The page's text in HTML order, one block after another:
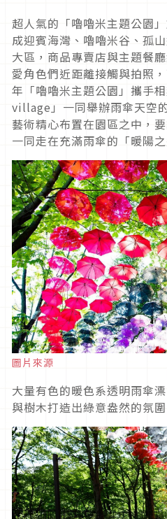
超人氣的「嚕嚕米主題公園
成迎賓海灣、嚕嚕米谷、孤
大區，商品專賣店與主題餐
愛角色們近距離接觸與拍照
年「嚕嚕米主題公園」攜手
village」一同舉辦雨傘天空
藝術精心布置在園區之中，
一同走在充滿雨傘的「暖陽
圖片來源
大量有色的暖色系透明雨傘
與樹木打造出綠意盎然的氛